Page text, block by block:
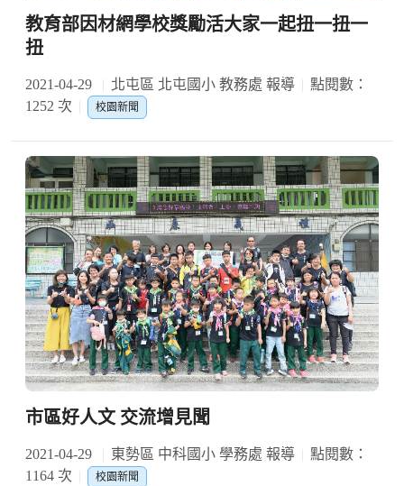
教育部因材網學校獎勵活大家一起扭一扭一
扭
2021-04-29 北屯區 北屯國小 教務處 報導
點閱數：
1252 次
校園新聞
市區好人文 交流增見聞
2021-04-29 東勢區 中科國小 學務處 報導
點閱數：
1164 次
校園新聞